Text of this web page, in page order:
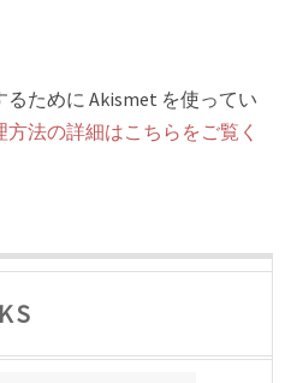
ために Akismet を使ってい
法の詳細はこちらをご覧く